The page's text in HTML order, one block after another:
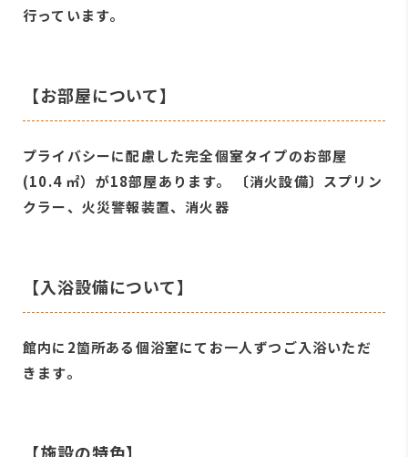
行っています。
【お部屋について】
プライバシーに配慮した完全個室タイプのお部屋
(10.4 ㎡）が18部屋あります。 〔消火設備〕スプリン
クラー、火災警報装置、消火器
【入浴設備について】
館内に2箇所ある個浴室にてお一人ずつご入浴いただ
きます。